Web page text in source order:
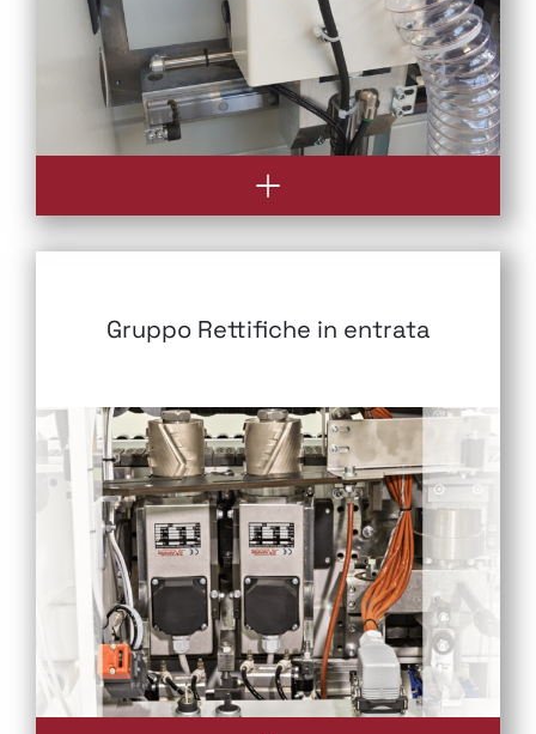
Gruppo Rettifiche in entrata